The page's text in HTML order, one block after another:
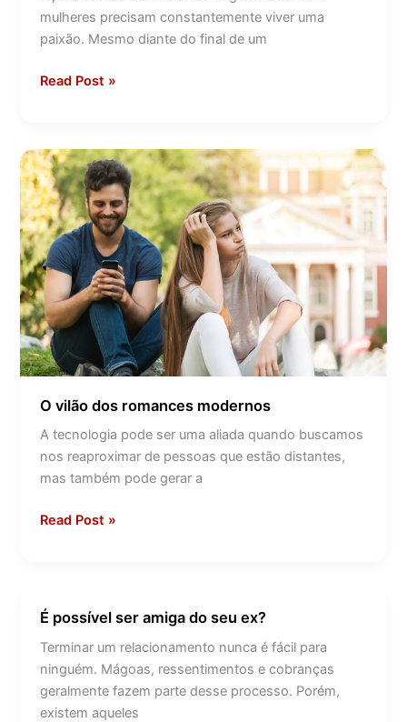
mulheres precisam constantemente viver uma
paixão. Mesmo diante do final de um
Read Post »
O vilão dos romances modernos
A tecnologia pode ser uma aliada quando buscamos
nos reaproximar de pessoas que estão distantes,
mas também pode gerar a
O
vilão
dos
romances
modernos
Read Post »
É possível ser amiga do seu ex?
Terminar um relacionamento nunca é fácil para
ninguém. Mágoas, ressentimentos e cobranças
geralmente fazem parte desse processo. Porém,
existem aqueles
É
possível
ser
amiga
do